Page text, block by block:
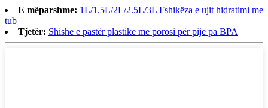
E mëparshme: 1L/1.5L/2L/2.5L/3L Fshikëza e ujit hidratimi me
tub
Tjetër: Shishe e pastër plastike me porosi për pije pa BPA